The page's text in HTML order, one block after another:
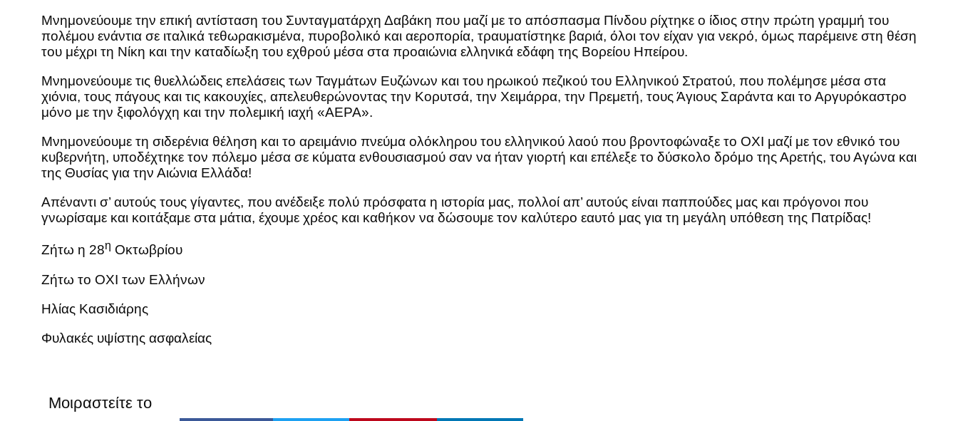
Μνημονεύουμε την επική αντίσταση του Συνταγματάρχη Δαβάκη που μαζί με το απόσπασμα Πίνδου ρίχτηκε ο ίδιος στην πρώτη γραμμή του
πολέμου ενάντια σε ιταλικά τεθωρακισμένα, πυροβολικό και αεροπορία, τραυματίστηκε βαριά, όλοι τον είχαν για νεκρό, όμως παρέμεινε στη θέση
του μέχρι τη Νίκη και την καταδίωξη του εχθρού μέσα στα προαιώνια ελληνικά εδάφη της Βορείου Ηπείρου.
Μνημονεύουμε τις θυελλώδεις επελάσεις των Ταγμάτων Ευζώνων και του ηρωικού πεζικού του Ελληνικού Στρατού, που πολέμησε μέσα στα
χιόνια, τους πάγους και τις κακουχίες, απελευθερώνοντας την Κορυτσά, την Χειμάρρα, την Πρεμετή, τους Άγιους Σαράντα και το Αργυρόκαστρο
μόνο με την ξιφολόγχη και την πολεμική ιαχή «ΑΕΡΑ».
Μνημονεύουμε τη σιδερένια θέληση και το αρειμάνιο πνεύμα ολόκληρου του ελληνικού λαού που βροντοφώναξε το ΟΧΙ μαζί με τον εθνικό του
κυβερνήτη, υποδέχτηκε τον πόλεμο μέσα σε κύματα ενθουσιασμού σαν να ήταν γιορτή και επέλεξε το δύσκολο δρόμο της Αρετής, του Αγώνα και
της Θυσίας για την Αιώνια Ελλάδα!
Απέναντι σ’ αυτούς τους γίγαντες, που ανέδειξε πολύ πρόσφατα η ιστορία μας, πολλοί απ’ αυτούς είναι παππούδες μας και πρόγονοι που
γνωρίσαμε και κοιτάξαμε στα μάτια, έχουμε χρέος και καθήκον να δώσουμε τον καλύτερο εαυτό μας για τη μεγάλη υπόθεση της Πατρίδας!
Ζήτω η 28η Οκτωβρίου
Ζήτω το ΟΧΙ των Ελλήνων
Ηλίας Κασιδιάρης
Φυλακές υψίστης ασφαλείας
Μοιραστείτε το